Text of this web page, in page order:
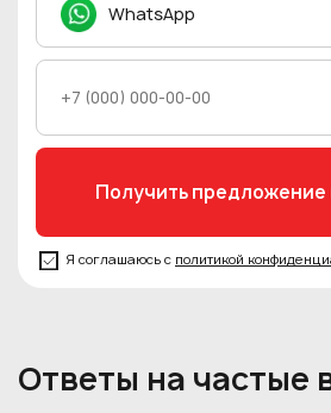
WhatsApp
Я соглашаюсь с политикой
Ответы на частые